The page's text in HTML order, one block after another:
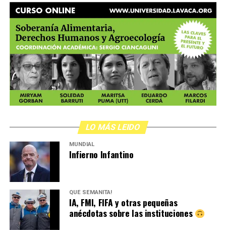
LO MÁS LEIDO
MUNDIAL
Infierno Infantino
QUÉ SEMANITA!
IA, FMI, FIFA y otras pequeñas
anécdotas sobre las instituciones